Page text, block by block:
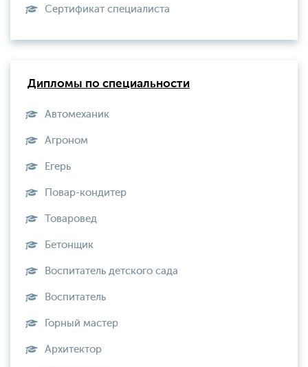
Сертификат специалиста
Дипломы по специальности
Автомеханик
Агроном
Егерь
Повар-кондитер
Товаровед
Бетонщик
Воспитатель детского сада
Воспитатель
Горный мастер
Архитектор